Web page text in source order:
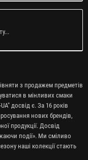
з продажем предметів
в мінливих смаки
досвід є. За 16 років
нових брендів,
продукції. Досвід
події». Ми сміливо
наші колекції стають